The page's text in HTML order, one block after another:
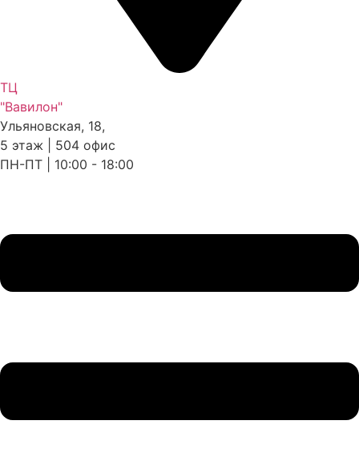
ТЦ
"Вавилон"
Ульяновская, 18,
5 этаж | 504 офис
ПН-ПТ | 10:00 - 18:00